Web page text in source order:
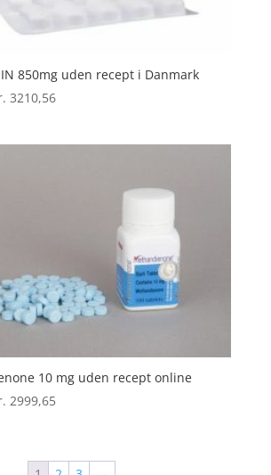
850mg uden recept i Danmark
3210,56Prisinterval:
10 mg uden recept online
2999,65Prisinterval:
kr. 2999,65